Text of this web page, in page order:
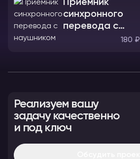
Приемник
синхронного
перевода с
180 ₽
Реализуем вашу
задачу качественно
и под ключ